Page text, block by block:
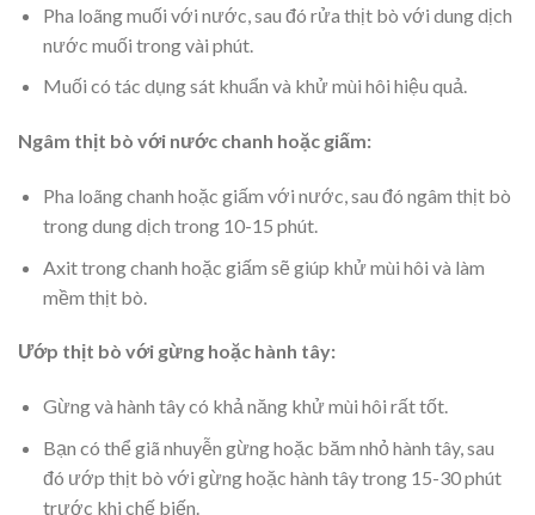
Pha loãng muối với nước, sau đó rửa thịt bò với dung dịch
nước muối trong vài phút.
Muối có tác dụng sát khuẩn và khử mùi hôi hiệu quả.
Ngâm thịt bò với nước chanh hoặc giấm:
Pha loãng chanh hoặc giấm với nước, sau đó ngâm thịt bò
trong dung dịch trong 10-15 phút.
Axit trong chanh hoặc giấm sẽ giúp khử mùi hôi và làm
mềm thịt bò.
Ướp thịt bò với gừng hoặc hành tây:
Gừng và hành tây có khả năng khử mùi hôi rất tốt.
Bạn có thể giã nhuyễn gừng hoặc băm nhỏ hành tây, sau
đó ướp thịt bò với gừng hoặc hành tây trong 15-30 phút
trước khi chế biến.